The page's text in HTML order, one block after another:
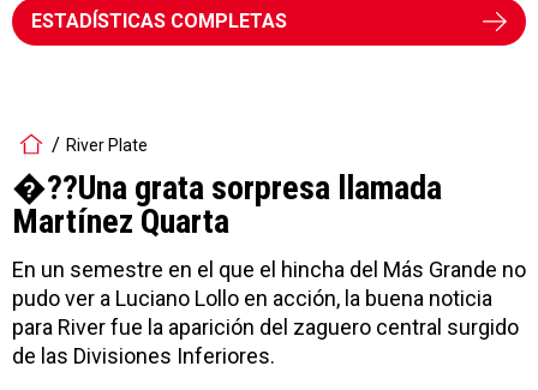
ESTADÍSTICAS COMPLETAS
River Plate
�??Una grata sorpresa llamada
Martínez Quarta
En un semestre en el que el hincha del Más Grande no
pudo ver a Luciano Lollo en acción, la buena noticia
para River fue la aparición del zaguero central surgido
de las Divisiones Inferiores.